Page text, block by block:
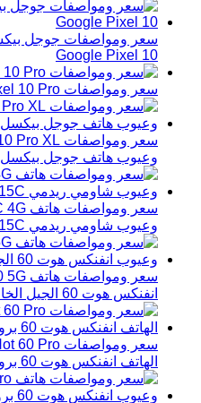
Google Pixel 10
سعر ومواصفات Google Pixel 10 Pro – ميزاته وعيوبه
وعيوب هاتف جوجل بيكسل 10 برو إكس ال
وعيوب شاومي ريدمي 15C
انفنكس هوت 60 الجيل الخامس
الهاتف انفنكس هوت 60 برو